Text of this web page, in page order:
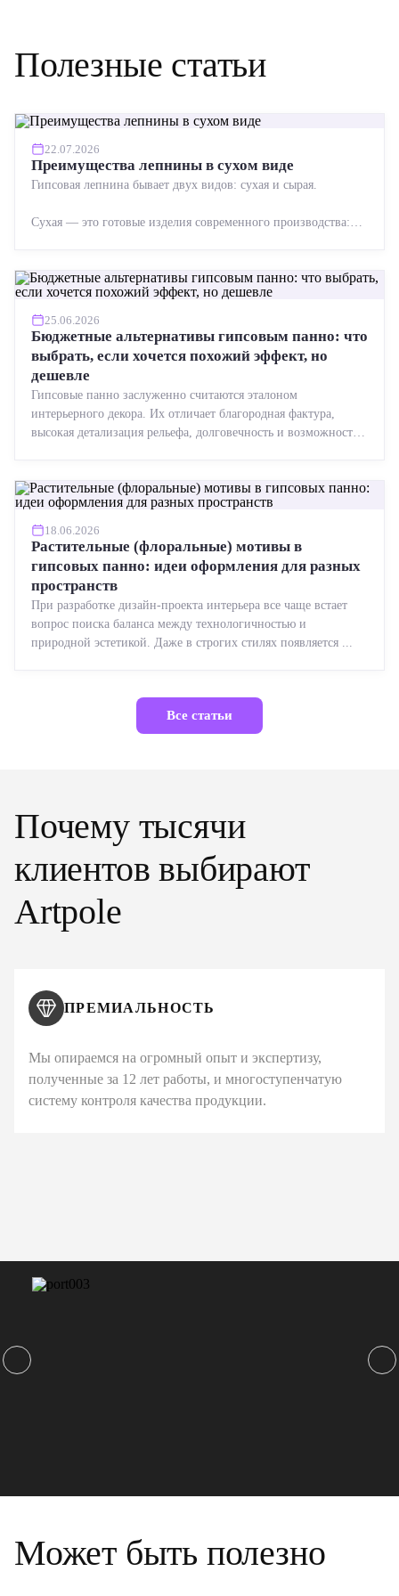
Полезные статьи
22.07.2026
Преимущества лепнины в сухом виде
Гипсовая лепнина бывает двух видов: сухая и сырая.
Сухая — это готовые изделия современного производства:
25.06.2026
Бюджетные альтернативы гипсовым панно: что
выбрать, если хочется похожий эффект, но
дешевле
Гипсовые панно заслуженно считаются эталоном
интерьерного декора. Их отличает благородная фактура,
высокая детализация рельефа, долговечность и возможность
18.06.2026
Растительные (флоральные) мотивы в
гипсовых панно: идеи оформления для разных
пространств
При разработке дизайн-проекта интерьера все чаще встает
вопрос поиска баланса между технологичностью и
природной эстетикой. Даже в строгих стилях появляется ...
Все статьи
Почему тысячи
клиентов выбирают
Artpole
ПРЕМИАЛЬНОСТЬ
Мы опираемся на огромный опыт и экспертизу,
полученные за 12 лет работы, и многоступенчатую
систему контроля качества продукции.
Может быть полезно